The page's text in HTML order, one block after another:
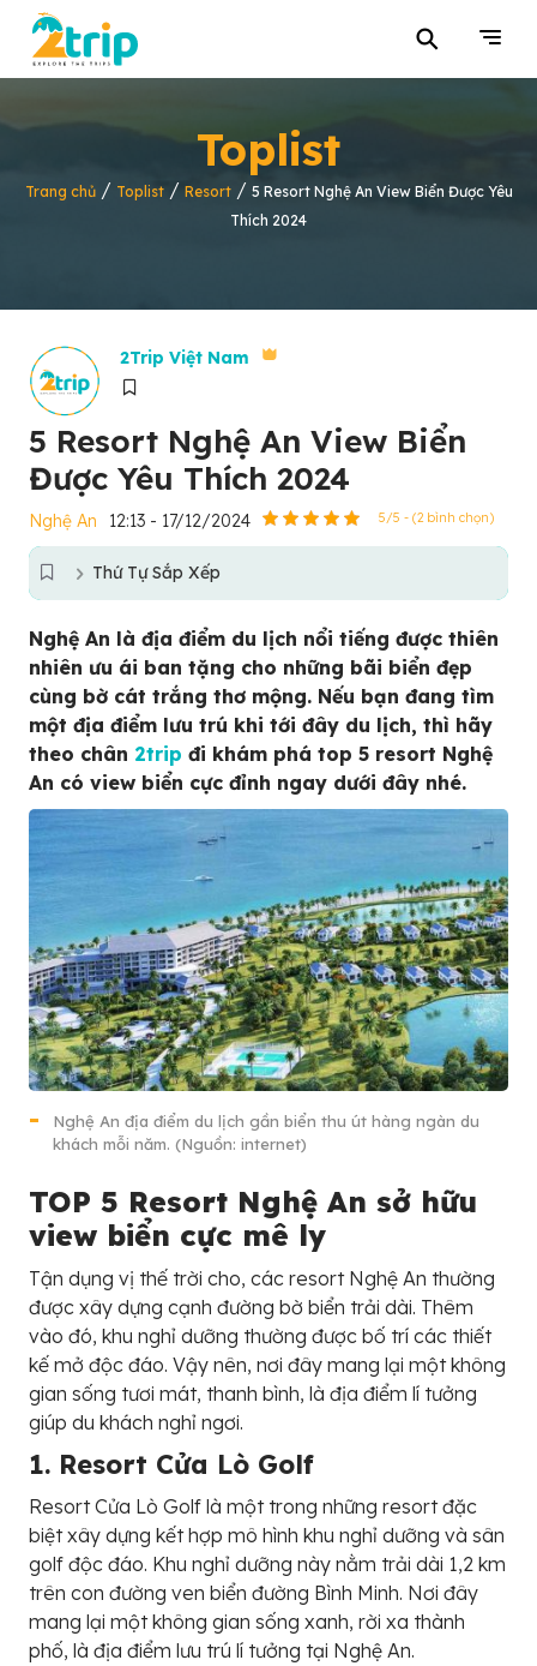
⚲
Toplist
Trang chủ/ Toplist/ Resort/ 5 Resort Nghệ An View Biển Được Yêu
Thích 2024
2Trip Việt Nam
5 Resort Nghệ An View Biển
Được Yêu Thích 2024
Nghệ An 12:13 - 17/12/2024 5/5 - (2 bình chọn)
Thứ Tự Sắp Xếp
Nghệ An là địa điểm du lịch nổi tiếng được thiên
nhiên ưu ái ban tặng cho những bãi biển đẹp
cùng bờ cát trắng thơ mộng. Nếu bạn đang tìm
một địa điểm lưu trú khi tới đây du lịch, thì hãy
theo chân 2trip đi khám phá top 5 resort Nghệ
An có view biển cực đỉnh ngay dưới đây nhé.
Nghệ An địa điểm du lịch gần biển thu út hàng ngàn du
khách mỗi năm. (Nguồn: internet)
TOP 5 Resort Nghệ An sở hữu
view biển cực mê ly
Tận dụng vị thế trời cho, các resort Nghệ An thường
được xây dựng cạnh đường bờ biển trải dài. Thêm
vào đó, khu nghỉ dưỡng thường được bố trí các thiết
kế mở độc đáo. Vậy nên, nơi đây mang lại một không
gian sống tươi mát, thanh bình, là địa điểm lí tưởng
giúp du khách nghỉ ngơi.
1. Resort Cửa Lò Golf
Resort Cửa Lò Golf là một trong những resort đặc
biệt xây dựng kết hợp mô hình khu nghỉ dưỡng và sân
golf độc đáo. Khu nghỉ dưỡng này nằm trải dài 1,2 km
trên con đường ven biển đường Bình Minh. Nơi đây
mang lại một không gian sống xanh, rời xa thành
phố, là địa điểm lưu trú lí tưởng tại Nghệ An.